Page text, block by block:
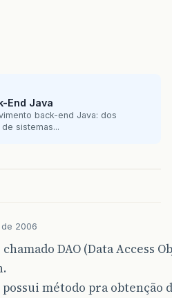
End Java
back-end Java: dos
sistemas...
2006
DAO (Data Access
possui método pra obtenção